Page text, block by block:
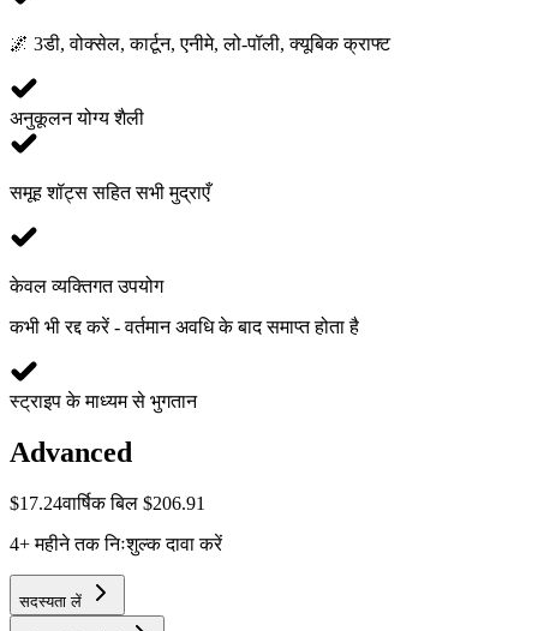
🌌 3डी, वोक्सेल, कार्टून, एनीमे, लो-पॉली, क्यूबिक क्राफ्ट
अनुकूलन योग्य शैली
समूह शॉट्स सहित सभी मुद्राएँ
केवल व्यक्तिगत उपयोग
कभी भी रद्द करें - वर्तमान अवधि के बाद समाप्त होता है
स्ट्राइप के माध्यम से भुगतान
Advanced
$17.24वार्षिक बिल $206.91
4+ महीने तक निःशुल्क दावा करें
सदस्यता लें